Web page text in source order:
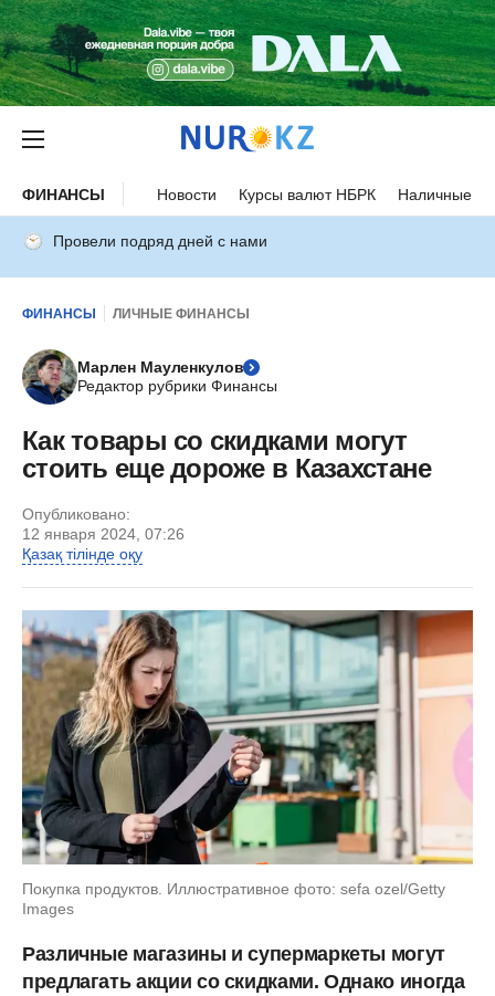
ФИНАНСЫ Новости Курсы валют НБРК Наличные
Провели подряд дней с нами
ФИНАНСЫ ЛИЧНЫЕ ФИНАНСЫ
Марлен Мауленкулов
Редактор рубрики Финансы
Как товары со скидками могут
стоить еще дороже в Казахстане
Опубликовано:
12 января 2024, 07:26
Қазақ тілінде оқу
Покупка продуктов. Иллюстративное фото: sefa ozel/Getty
Images
Различные магазины и супермаркеты могут
предлагать акции со скидками. Однако иногда